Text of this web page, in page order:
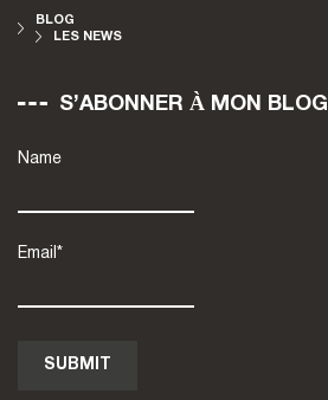
BLOG
LES NEWS
S’ABONNER À MON BLOG
Name
Email*